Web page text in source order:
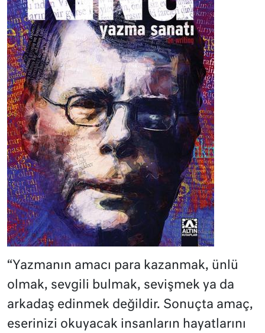
“Yazmanın amacı para kazanmak, ünlü
olmak, sevgili bulmak, sevişmek ya da
arkadaş edinmek değildir. Sonuçta amaç,
eserinizi okuyacak insanların hayatlarını